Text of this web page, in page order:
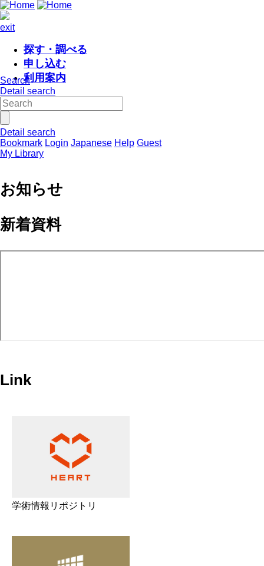
exit
探す・調べる
申し込む
利用案内
Search
Detail search
Detail search
Bookmark Login Japanese Help Guest
My Library
お知らせ
新着資料
Link
学術情報リポジトリ